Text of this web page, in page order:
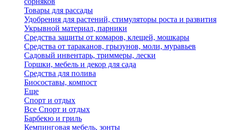
Товары для рассады
Удобрения для растений, стимуляторы роста и развития
Укрывной материал, парники
Средства защиты от комаров, клещей, мошкары
Средства от тараканов, грызунов, моли, муравьев
Садовый инвентарь, триммеры, лески
Горшки, мебель и декор для сада
Средства для полива
Биосоставы, компост
Еще
Спорт и отдых
Все Спорт и отдых
Барбекю и гриль
Кемпинговая мебель, зонты